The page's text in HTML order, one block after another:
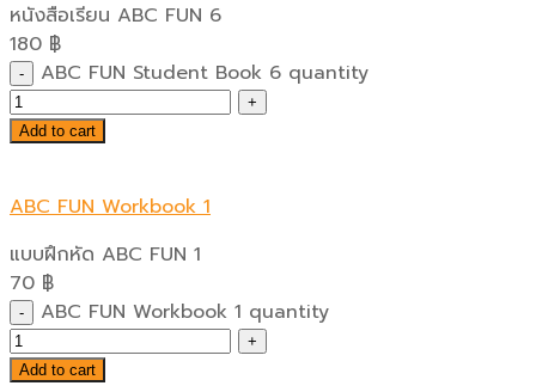
หนังสือเรียน ABC FUN 6
180 ฿
ABC FUN Student Book 6 quantity
Add to cart
ABC FUN Workbook 1
แบบฝึกหัด ABC FUN 1
70 ฿
ABC FUN Workbook 1 quantity
Add to cart